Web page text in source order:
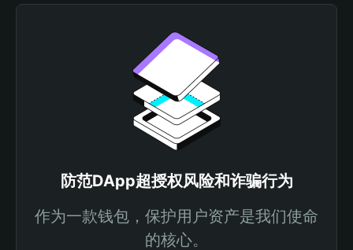
防范DApp超授权风险和诈骗行为
作为一款钱包，保护用户资产是我们使命
的核心。